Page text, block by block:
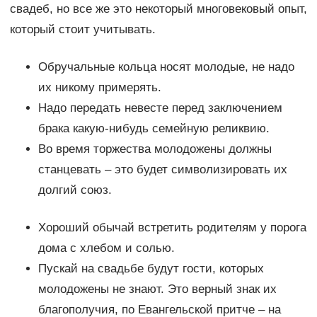
свадеб, но все же это некоторый многовековый опыт,
который стоит учитывать.
Обручальные кольца носят молодые, не надо
их никому примерять.
Надо передать невесте перед заключением
брака какую-нибудь семейную реликвию.
Во время торжества молодожены должны
станцевать – это будет символизировать их
долгий союз.
Хороший обычай встретить родителям у порога
дома с хлебом и солью.
Пускай на свадьбе будут гости, которых
молодожены не знают. Это верный знак их
благополучия, по Евангельской притче – на